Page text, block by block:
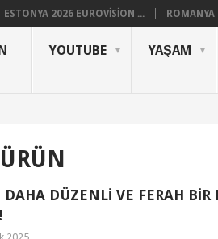
ESTONYA 2026 EUROVISION ...
YOUTUBE YAŞAM
DÜZENLI VE FERAH BIR